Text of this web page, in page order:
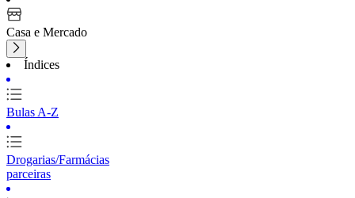
Casa e Mercado
Índices
Bulas A-Z
Drogarias/Farmácias
parceiras